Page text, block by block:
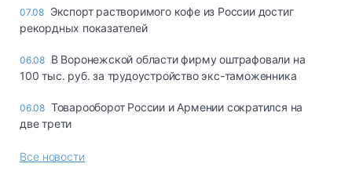
07.08 Экспорт растворимого кофе из России достиг
рекордных показателей
06.08 В Воронежской области фирму оштрафовали на
100 тыс. руб. за трудоустройство экс-таможенника
06.08 Товарооборот России и Армении сократился на
две трети
Все новости